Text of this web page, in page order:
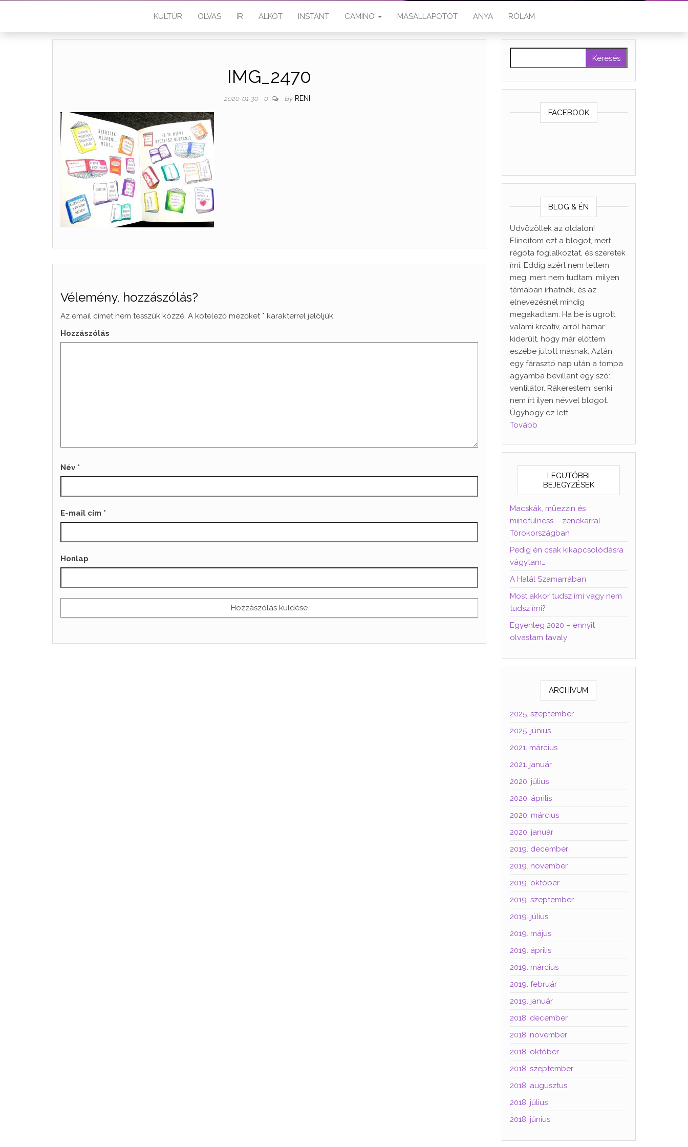
KULTÚR OLVAS ÍR ALKOT INSTANT CAMINO MÁSÁLLAPOTOT ANYA RÓLAM
IMG_2470
2020-01-30 0 By RENI
Vélemény, hozzászólás?
Az email címet nem tesszük közzé. A kötelező mezőket * karakterrel jelöljük.
Hozzászólás
Név *
E-mail cím *
Honlap
FACEBOOK
BLOG & ÉN
Üdvözöllek az oldalon!
Elindítom ezt a blogot, mert
régóta foglalkoztat, és szeretek
írni. Eddig azért nem tettem
meg, mert nem tudtam, milyen
témában írhatnék, és az
elnevezésnél mindig
megakadtam. Ha be is ugrott
valami kreatív, arról hamar
kiderült, hogy már előttem
eszébe jutott másnak. Aztán
egy fárasztó nap után a tompa
agyamba bevillant egy szó:
ventilátor. Rákerestem, senki
nem írt ilyen névvel blogot.
Úgyhogy ez lett.
Tovább
LEGUTÓBBI
BEJEGYZÉSEK
Macskák, müezzin és
mindfulness – zenekarral
Törökországban
Pedig én csak kikapcsolódásra
vágytam…
A Halál Szamarrában
Most akkor tudsz írni vagy nem
tudsz írni?
Egyenleg 2020 – ennyit
olvastam tavaly
ARCHÍVUM
2025. szeptember
2025. június
2021. március
2021. január
2020. július
2020. április
2020. március
2020. január
2019. december
2019. november
2019. október
2019. szeptember
2019. július
2019. május
2019. április
2019. március
2019. február
2019. január
2018. december
2018. november
2018. október
2018. szeptember
2018. augusztus
2018. július
2018. június